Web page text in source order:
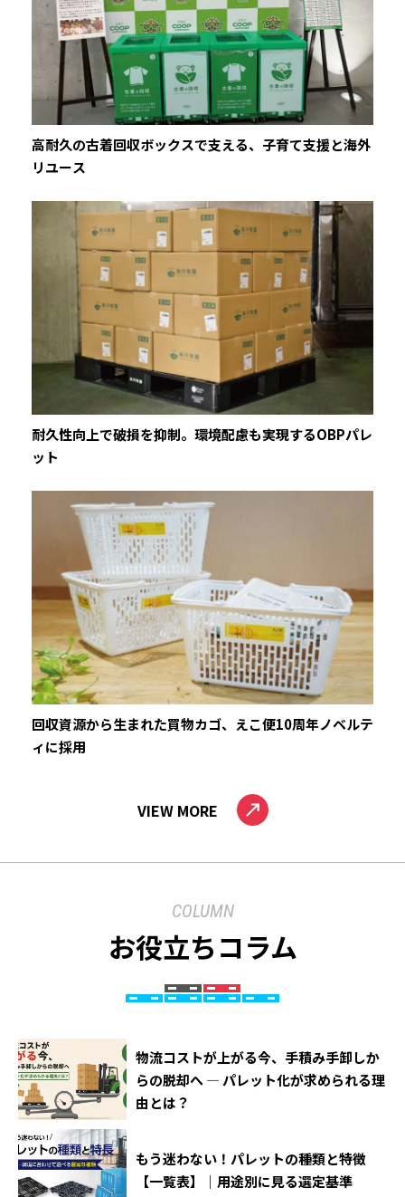
高耐久の古着回収ボックスで支える、子育て支援と海外
リユース
耐久性向上で破損を抑制。環境配慮も実現するOBPパレ
ット
回収資源から生まれた買物カゴ、えこ便10周年ノベルテ
ィに採用
VIEW MORE
COLUMN
お役立ちコラム
物流コストが上がる今、手積み手卸しか
らの脱却へ ― パレット化が求められる理
由とは？
もう迷わない！パレットの種類と特徴
【一覧表】｜用途別に見る選定基準